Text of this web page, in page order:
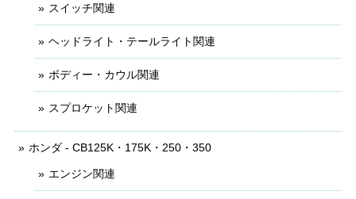
スイッチ関連
ヘッドライト・テールライト関連
ボディー・カウル関連
スプロケット関連
ホンダ - CB125K・175K・250・350
エンジン関連